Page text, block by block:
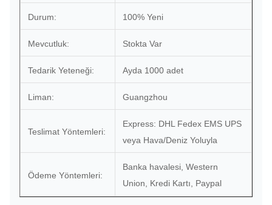
Durum: 100% Yeni
Mevcutluk: Stokta Var
Tedarik Yeteneği: Ayda 1000 adet
Liman: Guangzhou
Teslimat Yöntemleri:
Express: DHL Fedex EMS UPS
veya Hava/Deniz Yoluyla
Ödeme Yöntemleri:
Banka havalesi, Western
Union, Kredi Kartı, Paypal